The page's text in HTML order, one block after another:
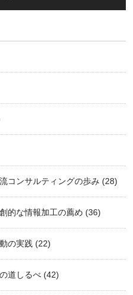
コンサルティングの歩み (28)
的な情報加工の薦め (36)
の実践 (22)
道しるべ (42)